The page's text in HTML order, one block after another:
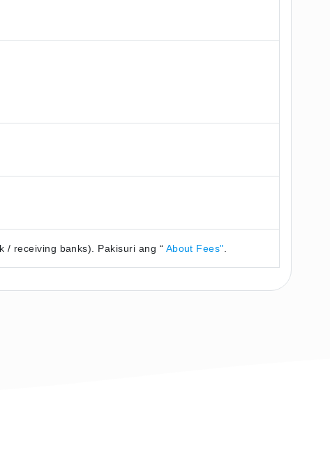
/ receiving banks). Pakisuri ang “ About Fees"